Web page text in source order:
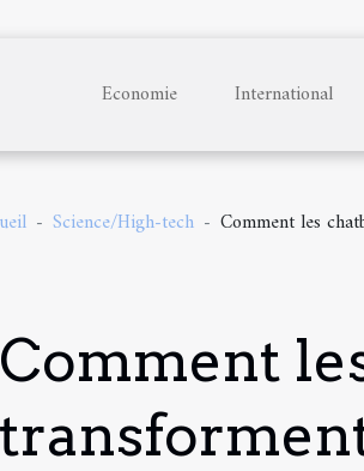
Economie International
Science/High-tech Comment les
Comment